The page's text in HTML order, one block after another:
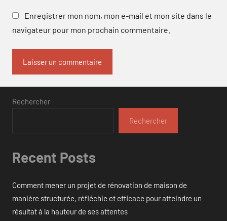
Enregistrer mon nom, mon e-mail et mon site dans le
navigateur pour mon prochain commentaire.
Rechercher
Rechercher
Recent Posts
Comment mener un projet de rénovation de maison de
manière structurée, réfléchie et efficace pour atteindre un
résultat à la hauteur de ses attentes